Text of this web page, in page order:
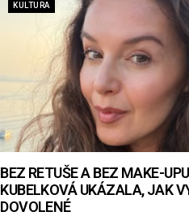
KULTURA
BEZ RETUŠE A BEZ MAKE-
KUBELKOVÁ UKÁZALA, JAK
DOVOLENÉ